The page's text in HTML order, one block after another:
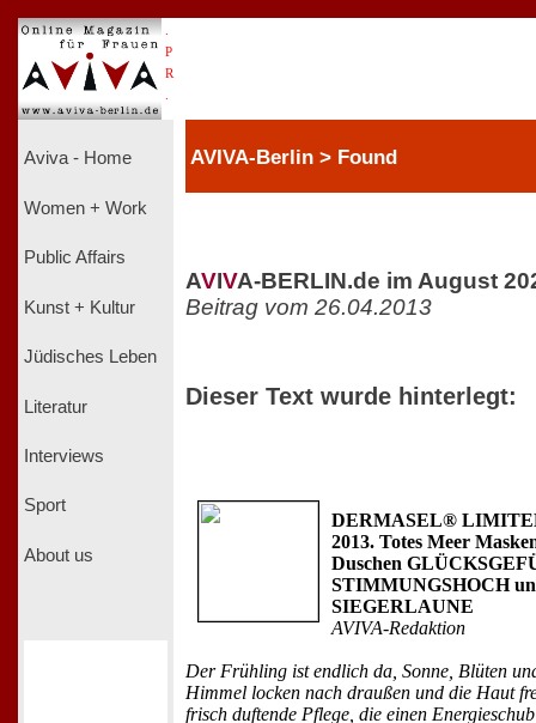
P
R
Aviva - Home
Women + Work
Public Affairs
Kunst + Kultur
Jüdisches Leben
Literatur
Interviews
Sport
About us
AVIVA-Berlin > Found
AVIVA-BERLIN.de im August
Beitrag vom 26.04.2013
Dieser Text wurde hinterlegt:
DERMASEL®
2013. Totes Meer
Duschen
STIMMUNGSHOCH
SIEGERLAUNE
AVIVA-Redaktion
Der Frühling ist endlich da, Sonne, Blüten
Himmel locken nach draußen und die Haut
frisch duftende Pflege, die einen